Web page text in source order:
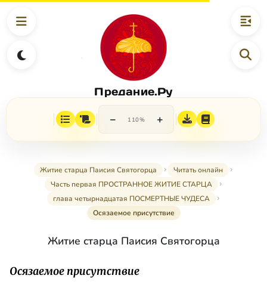
Предание.Ру
− 110% +
Житие старца Паисия Святогорца
Читать онлайн
Часть первая ПРОСТРАННОЕ ЖИТИЕ СТАРЦА
глава четырнадцатая ПОСМЕРТНЫЕ ЧУДЕСА
Осязаемое присутствие
Житие старца Паисия Святогорца
Осязаемое присутствие